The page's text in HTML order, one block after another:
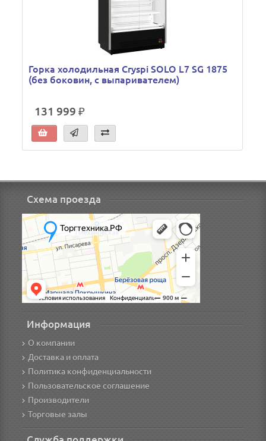
Горка холодильная Cryspi SOLO L7 SG 1875
(без боковин, с выпаривателем)
131 999 ₽
Схема проезда
Информация
О компании
Доставка и оплата
Политика конфиденциальности
Пользовательское соглашение
Производители
Торговые залы